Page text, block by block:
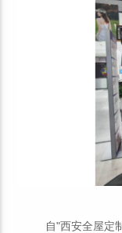
自"西安全屋定制